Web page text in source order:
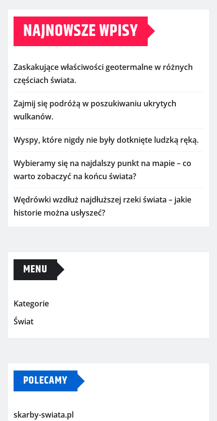
NAJNOWSZE WPISY
Zaskakujące właściwości geotermalne w różnych
częściach świata.
Zajmij się podróżą w poszukiwaniu ukrytych
wulkanów.
Wyspy, które nigdy nie były dotknięte ludzką ręką.
Wybieramy się na najdalszy punkt na mapie – co
warto zobaczyć na końcu świata?
Wędrówki wzdłuż najdłuższej rzeki świata – jakie
historie można usłyszeć?
MENU
Kategorie
Świat
POLECAMY
skarby-swiata.pl